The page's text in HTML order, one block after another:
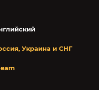
Украина и СНГ